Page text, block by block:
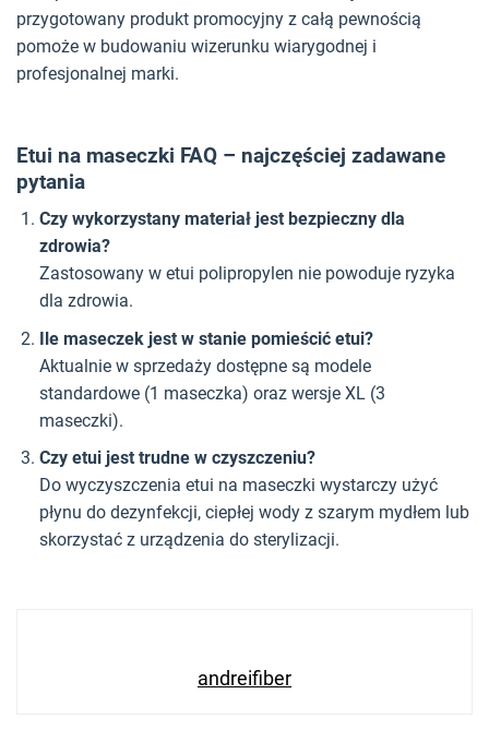
przygotowany produkt promocyjny z całą pewnością
pomoże w budowaniu wizerunku wiarygodnej i
profesjonalnej marki.
Etui na maseczki FAQ – najczęściej zadawane
pytania
Czy wykorzystany materiał jest bezpieczny dla
zdrowia?
Zastosowany w etui polipropylen nie powoduje ryzyka
dla zdrowia.
Ile maseczek jest w stanie pomieścić etui?
Aktualnie w sprzedaży dostępne są modele
standardowe (1 maseczka) oraz wersje XL (3
maseczki).
Czy etui jest trudne w czyszczeniu?
Do wyczyszczenia etui na maseczki wystarczy użyć
płynu do dezynfekcji, ciepłej wody z szarym mydłem lub
skorzystać z urządzenia do sterylizacji.
andreifiber